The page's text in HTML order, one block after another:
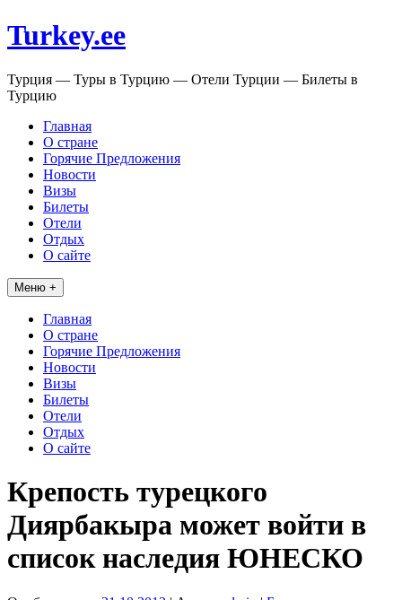
Перейти
к
Turkey.ee
Турция — Туры в Турцию — Отели Турции — Билеты в
Турцию
Главная
О стране
Горячие Предложения
Новости
Визы
Билеты
Отели
Отдых
О сайте
Меню +
Главная
О стране
Горячие Предложения
Новости
Визы
Билеты
Отели
Отдых
О сайте
Крепость турецкого
Диярбакыра может войти в
список наследия ЮНЕСКО